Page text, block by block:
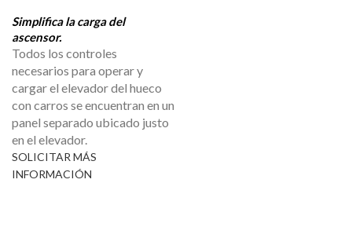
Simplifica la carga del
ascensor.
Todos los controles
necesarios para operar y
cargar el elevador del hueco
con carros se encuentran en un
panel separado ubicado justo
en el elevador.
SOLICITAR MÁS
INFORMACIÓN